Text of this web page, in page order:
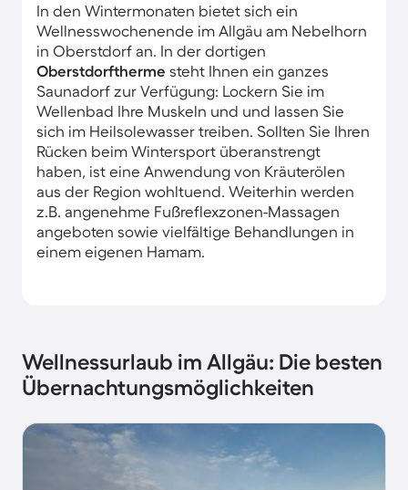
In den Wintermonaten bietet sich ein
Wellnesswochenende im Allgäu am Nebelhorn
in Oberstdorf an. In der dortigen
Oberstdorftherme steht Ihnen ein ganzes
Saunadorf zur Verfügung: Lockern Sie im
Wellenbad Ihre Muskeln und und lassen Sie
sich im Heilsolewasser treiben. Sollten Sie Ihren
Rücken beim Wintersport überanstrengt
haben, ist eine Anwendung von Kräuterölen
aus der Region wohltuend. Weiterhin werden
z.B. angenehme Fußreflexzonen-Massagen
angeboten sowie vielfältige Behandlungen in
einem eigenen Hamam.
Wellnessurlaub im Allgäu: Die besten
Übernachtungsmöglichkeiten